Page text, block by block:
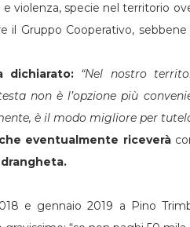
violenza, specie nel territorio
il Gruppo Cooperativo,
dichiarato: “Nel nostro
non è l’opzione più
è il modo migliore per
eventualmente riceverà
e gennaio 2019 a Pino